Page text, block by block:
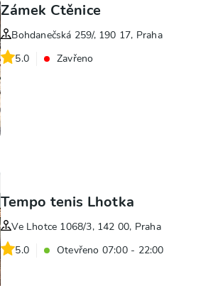
Zámek Ctěnice
Bohdanečská 259/, 190 17, Praha
5.0
Zavřeno
Tempo tenis Lhotka
Ve Lhotce 1068/3, 142 00, Praha
5.0
Otevřeno 07:00 - 22:00